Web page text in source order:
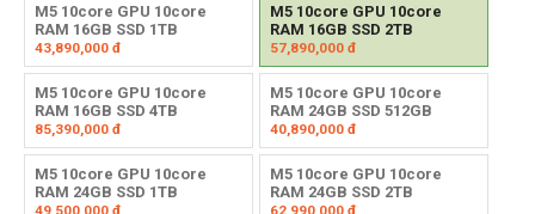
M5 10core GPU 10core
RAM 16GB SSD 1TB
43,890,000 đ
M5 10core GPU 10core
RAM 16GB SSD 2TB
57,890,000đ
M5 10core GPU 10core
RAM 16GB SSD 4TB
85,390,000 đ
M5 10core GPU 10core
RAM 24GB SSD 512GB
40,890,000đ
M5 10core GPU 10core
RAM 24GB SSD 1TB
49,500,000 đ
M5 10core GPU 10core
RAM 24GB SSD 2TB
62,990,000đ